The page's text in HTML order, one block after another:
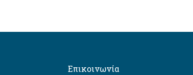
Επικοινωνία